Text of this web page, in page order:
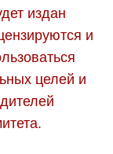
издан
и
целей и